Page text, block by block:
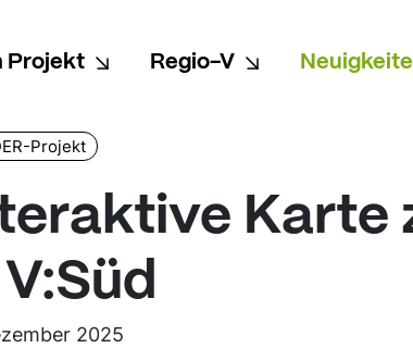
Projekt Regio-V
Projekt
Karte
2025